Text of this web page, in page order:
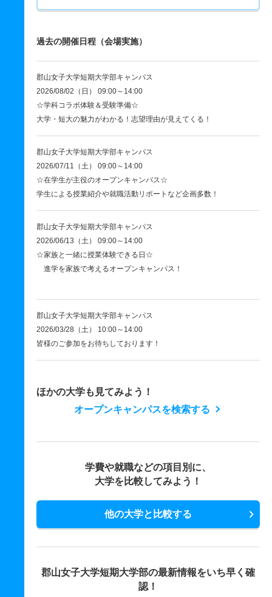
過去の開催日程（会場実施）
郡山女子大学短期大学部キャンパス
2026/08/02（日） 09:00～14:00
☆学科コラボ体験＆受験準備☆
大学・短大の魅力がわかる！志望理由が見えてくる！
郡山女子大学短期大学部キャンパス
2026/07/11（土） 09:00～14:00
☆在学生が主役のオープンキャンパス☆
学生による授業紹介や就職活動リポートなど企画多数！
郡山女子大学短期大学部キャンパス
2026/06/13（土） 09:00～14:00
☆家族と一緒に授業体験できる日☆
進学を家族で考えるオープンキャンパス！
郡山女子大学短期大学部キャンパス
2026/03/28（土） 10:00～14:00
皆様のご参加をお待ちしております！
ほかの大学も見てみよう！
オープンキャンパスを検索する
学費や就職などの項目別に、
大学を比較してみよう！
他の大学と比較する
郡山女子大学短期大学部の最新情報をいち早く確
認！